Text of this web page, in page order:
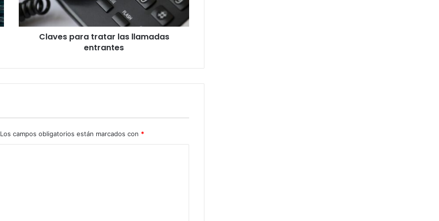
Claves para tratar las llamadas
entrantes
Los campos obligatorios están marcados con *